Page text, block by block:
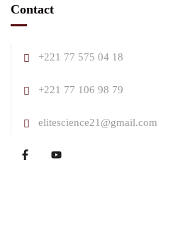
Contact
+221 77 575 04 18
+221 77 106 98 79
elitescience21@gmail.com